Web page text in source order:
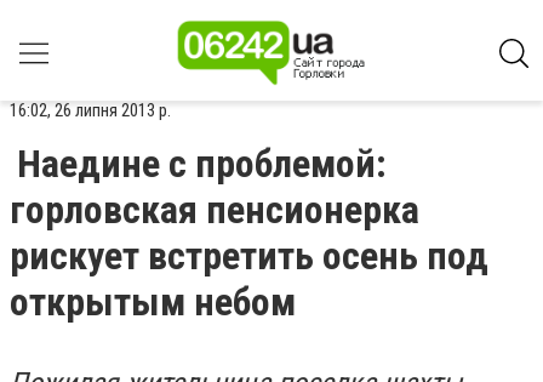
16:02, 26 липня 2013 р.
Наедине с проблемой:
горловская пенсионерка
рискует встретить осень под
открытым небом